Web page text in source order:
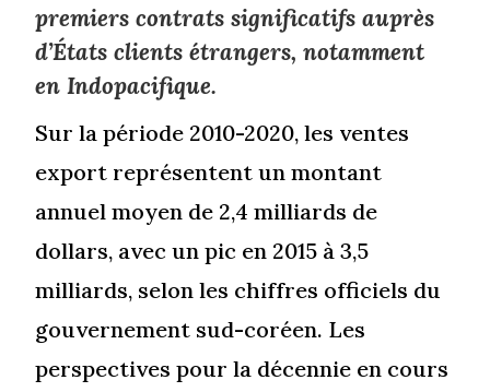
premiers contrats significatifs auprès
d’États clients étrangers, notamment
en Indopacifique.
Sur la période 2010-2020, les ventes
export représentent un montant
annuel moyen de 2,4 milliards de
dollars, avec un pic en 2015 à 3,5
milliards, selon les chiffres officiels du
gouvernement sud-coréen. Les
perspectives pour la décennie en cours